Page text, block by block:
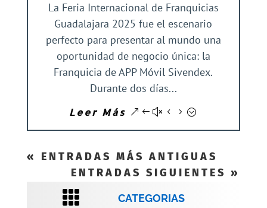
La Feria Internacional de Franquicias
Guadalajara 2025 fue el escenario
perfecto para presentar al mundo una
oportunidad de negocio única: la
Franquicia de APP Móvil Sivendex.
Durante dos días...
Leer Más
« ENTRADAS MÁS ANTIGUAS
ENTRADAS SIGUIENTES »
 CATEGORIAS